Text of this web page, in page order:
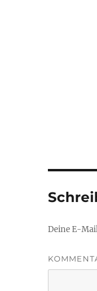
Deine E-